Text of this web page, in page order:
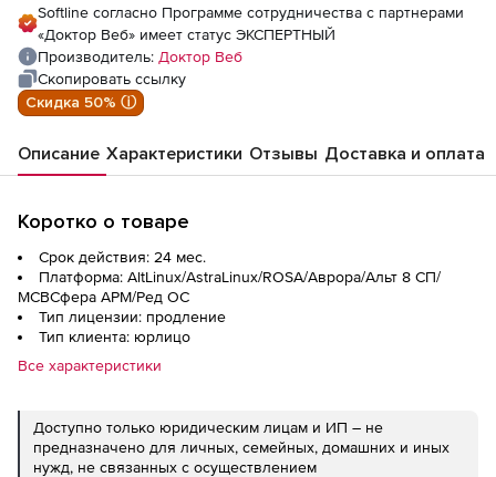
Softline согласно Программе сотрудничества с партнерами
«Доктор Веб» имеет статус ЭКСПЕРТНЫЙ
Производитель: Доктор Веб
Скопировать ссылку
Скидка 50% ⓘ
Описание Характеристики Отзывы Доставка и оплата
Коротко о товаре
Срок действия: 24 мес.
Платформа: AltLinux/AstraLinux/ROSA/Аврора/Альт 8 СП/
МСВСфера АРМ/Ред ОС
Тип лицензии: продление
Тип клиента: юрлицо
Все характеристики
Доступно только юридическим лицам и ИП – не
предназначено для личных, семейных, домашних и иных
нужд, не связанных с осуществлением